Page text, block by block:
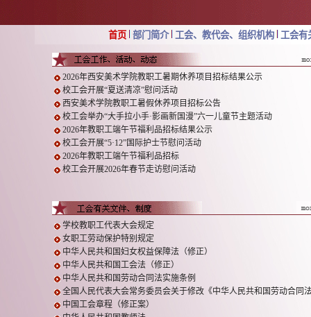
首页 部门简介 工会、教代会、组织机构 工会有
2026年西安美术学院教职工暑期休养项目招标结果公示
校工会开展“夏送清凉”慰问活动
西安美术学院教职工暑假休养项目招标公告
校工会举办“大手拉小手·影画新国漫”六一儿童节主题活动
2026年教职工端午节福利品招标结果公示
校工会开展“5·12”国际护士节慰问活动
2026年教职工端午节福利品招标
校工会开展2026年春节走访慰问活动
学校教职工代表大会规定
女职工劳动保护特别规定
中华人民共和国妇女权益保障法（修正）
中华人民共和国工会法（修正）
中华人民共和国劳动合同法实施条例
全国人民代表大会常务委员会关于修改《中华人民共和国劳动合同
中国工会章程（修正案）